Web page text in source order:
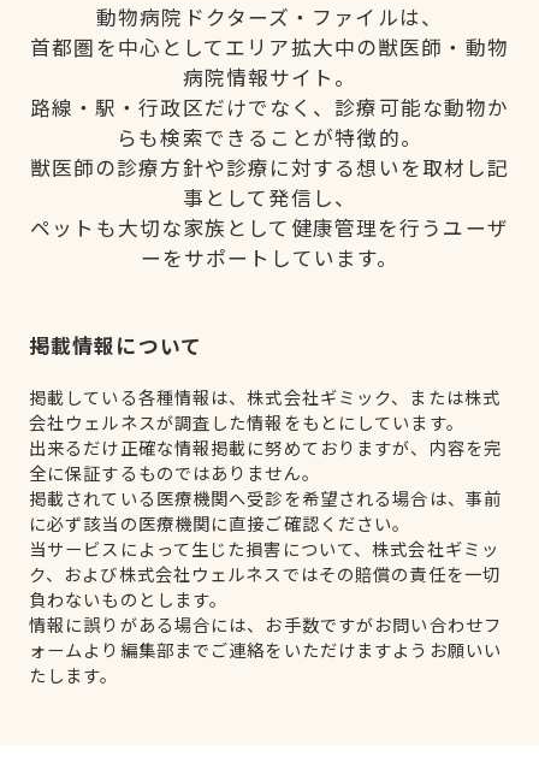
動物病院ドクターズ・ファイルは、
首都圏を中心としてエリア拡大中の獣医師・動物
病院情報サイト。
路線・駅・行政区だけでなく、診療可能な動物か
らも検索できることが特徴的。
獣医師の診療方針や診療に対する想いを取材し記
事として発信し、
ペットも大切な家族として健康管理を行うユーザ
ーをサポートしています。
掲載情報について
掲載している各種情報は、株式会社ギミック、または株式
会社ウェルネスが調査した情報をもとにしています。
出来るだけ正確な情報掲載に努めておりますが、内容を完
全に保証するものではありません。
掲載されている医療機関へ受診を希望される場合は、事前
に必ず該当の医療機関に直接ご確認ください。
当サービスによって生じた損害について、株式会社ギミッ
ク、および株式会社ウェルネスではその賠償の責任を一切
負わないものとします。
情報に誤りがある場合には、お手数ですがお問い合わせフ
ォームより編集部までご連絡をいただけますようお願いい
たします。